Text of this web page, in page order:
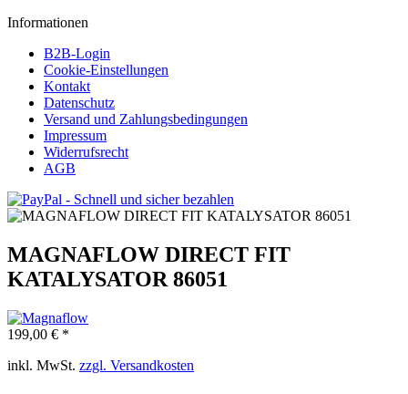
Informationen
B2B-Login
Cookie-Einstellungen
Kontakt
Datenschutz
Versand und Zahlungsbedingungen
Impressum
Widerrufsrecht
AGB
MAGNAFLOW DIRECT FIT
KATALYSATOR 86051
199,00 € *
inkl. MwSt. zzgl. Versandkosten